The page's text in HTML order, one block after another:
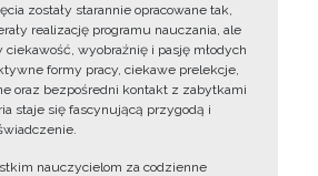
zostały starannie opracowane tak,
realizację programu nauczania, ale
ciekawość, wyobraźnię i pasję młodych
formy pracy, ciekawe prelekcje,
oraz bezpośredni kontakt z zabytkami
staje się fascynującą przygodą i
nauczycielom za codzienne